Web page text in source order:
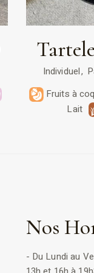
Individuel
Fruits à
Lait
Nos
- Du Lundi au